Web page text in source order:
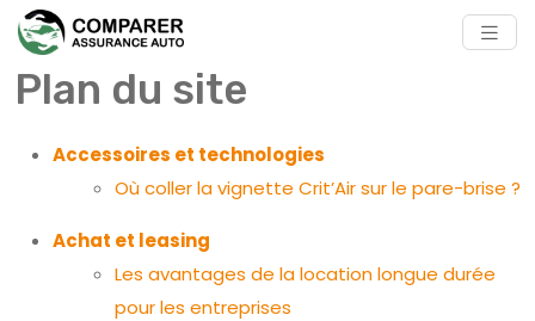
Plan du site
Accessoires et technologies
Où coller la vignette Crit’Air sur le pare-brise ?
Achat et leasing
Les avantages de la location longue durée
pour les entreprises